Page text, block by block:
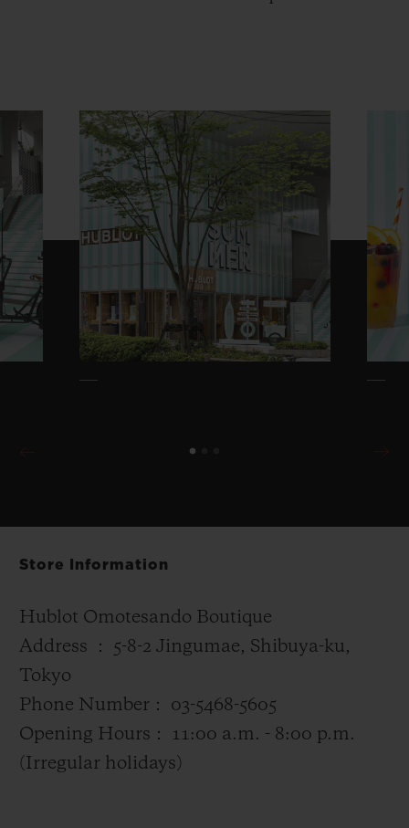
Store Information
Hublot Omotesando Boutique
Address ： 5-8-2 Jingumae, Shibuya-ku,
Tokyo
Phone Number： 03-5468-5605
Opening Hours： 11:00 a.m. - 8:00 p.m.
(Irregular holidays)